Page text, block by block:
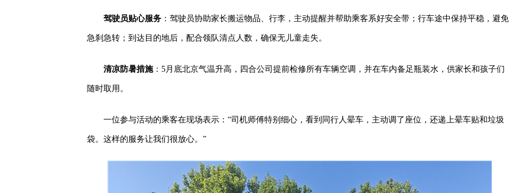
驾驶员贴心服务 ：驾驶员协助家长搬运物品、行李，主动提醒并帮助乘客系好安全带；行车途中保持平稳，避免
急刹急转；到达目的地后，配合领队清点人数，确保无儿童走失。
清凉防暑措施：5月底北京气温升高，四合公司提前检修所有车辆空调，并在车内备足瓶装水，供家长和孩子们
随时取用。
一位参与活动的乘客在现场表示：“司机师傅特别细心，看到同行人晕车，主动调了座位，还递上晕车贴和垃圾
袋。这样的服务让我们很放心。”